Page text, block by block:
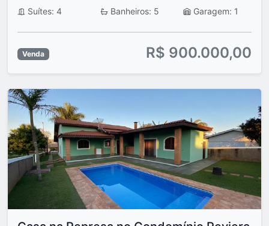
Suítes: 4
Banheiros: 5 Garagem: 1
Venda R$ 900.000,00